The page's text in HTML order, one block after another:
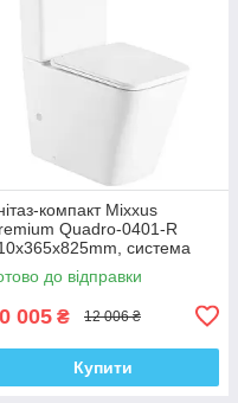
компакт Mixxus
Quadro-0401-R
система
RIMLESS (MP6457)
до відправки
005 ₴ 12 006 ₴
Купити